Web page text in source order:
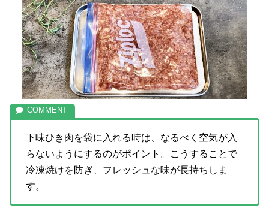
下味ひき肉を袋に入れる時は、なるべく空気が入
らないようにするのがポイント。こうすることで
冷凍焼けを防ぎ、フレッシュな味が長持ちしま
す。